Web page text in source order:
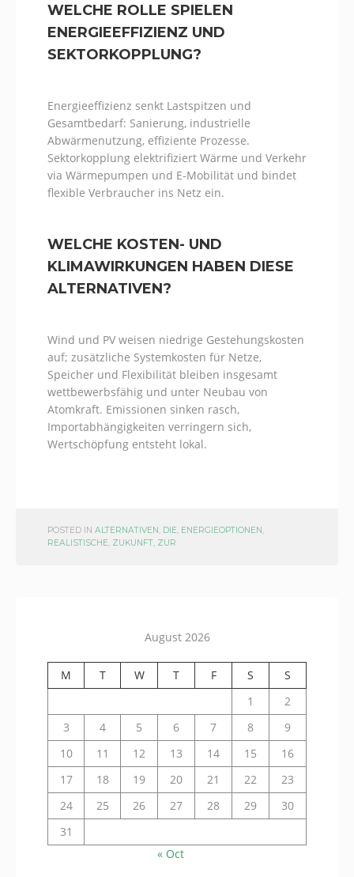
WELCHE ROLLE SPIELEN
ENERGIEEFFIZIENZ UND
SEKTORKOPPLUNG?
Energieeffizienz senkt Lastspitzen und
Gesamtbedarf: Sanierung, industrielle
Abwärmenutzung, effiziente Prozesse.
Sektorkopplung elektrifiziert Wärme und Verkehr
via Wärmepumpen und E-Mobilität und bindet
flexible Verbraucher ins Netz ein.
WELCHE KOSTEN- UND
KLIMAWIRKUNGEN HABEN DIESE
ALTERNATIVEN?
Wind und PV weisen niedrige Gestehungskosten
auf; zusätzliche Systemkosten für Netze,
Speicher und Flexibilität bleiben insgesamt
wettbewerbsfähig und unter Neubau von
Atomkraft. Emissionen sinken rasch,
Importabhängigkeiten verringern sich,
Wertschöpfung entsteht lokal.
POSTED IN ALTERNATIVEN, DIE, ENERGIEOPTIONEN,
REALISTISCHE, ZUKUNFT, ZUR
August 2026
M T W T F S
S
1
2
3
4 5 6 7 8
9
10
11 12 13 14 15
16
17
18 19 20 21 22
23
24
25 26 27 28 29
30
31
« Oct